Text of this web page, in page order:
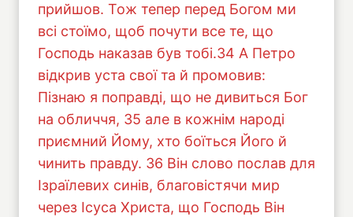
прийшов. Тож тепер перед Богом ми
всі стоїмо, щоб почути все те, що
Господь наказав був тобі.34 А Петро
відкрив уста свої та й промовив:
Пізнаю я поправді, що не дивиться Бог
на обличчя, 35 але в кожнім народі
приємний Йому, хто боїться Його й
чинить правду. 36 Він слово послав для
Ізраїлевих синів, благовістячи мир
через Ісуса Христа, що Господь Він